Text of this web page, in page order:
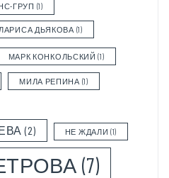
ГРУП (1)
ЛАРИСА ДЬЯКОВА (1)
МАРК КОНКОЛЬСКИЙ (1)
МИЛА РЕПИНА (1)
(2) НЕ ЖДАЛИ (1)
(7)